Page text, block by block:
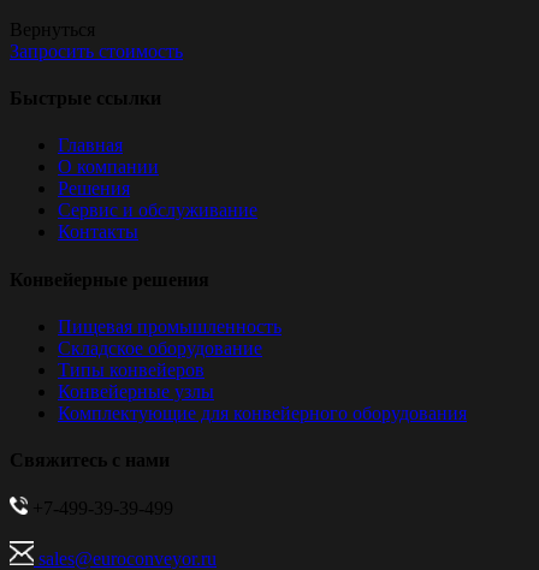
Вернуться
Запросить стоимость
Быстрые ссылки
Главная
О компании
Решения
Сервис и обслуживание
Контакты
Конвейерные решения
Пищевая промышленность
Складское оборудование
Типы конвейеров
Конвейерные узлы
Комплектующие для конвейерного оборудования
Свяжитесь с нами
+7-499-39-39-499
sales@euroconveyor.ru